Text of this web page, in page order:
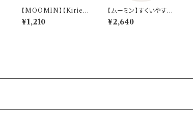
【MOOMIN】【Kirie
(キリエ)】すくいやすいス
プーンＳ（リトルミイ）
¥1,210
【ムーミン】すくいやすい
カレー皿（ムーミン）【M
M9000】MM9001-3
¥2,640